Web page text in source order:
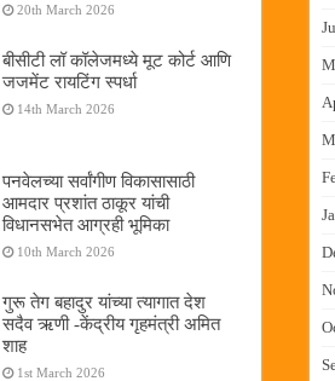
20th March 2026
बीसीटी लॉ कॉलेजमध्ये मूट कोर्ट आणि
जजमेंट रायटिंग स्पर्धा
14th March 2026
पनवेलच्या सर्वांगीण विकासासाठी
आमदार प्रशांत ठाकूर यांची
विधानसभेत आग्रही भूमिका
10th March 2026
गुरू तेग बहादुर यांच्या त्यागात देश
सदैव ऋणी -केंद्रीय गृहमंत्री अमित
शाह
1st March 2026